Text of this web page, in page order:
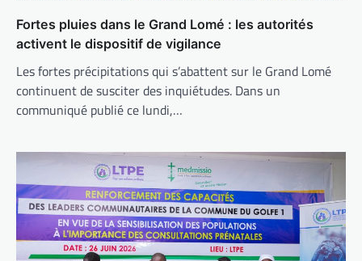
Fortes pluies dans le Grand Lomé : les autorités
activent le dispositif de vigilance
Les fortes précipitations qui s’abattent sur le Grand Lomé
continuent de susciter des inquiétudes. Dans un
communiqué publié ce lundi,…